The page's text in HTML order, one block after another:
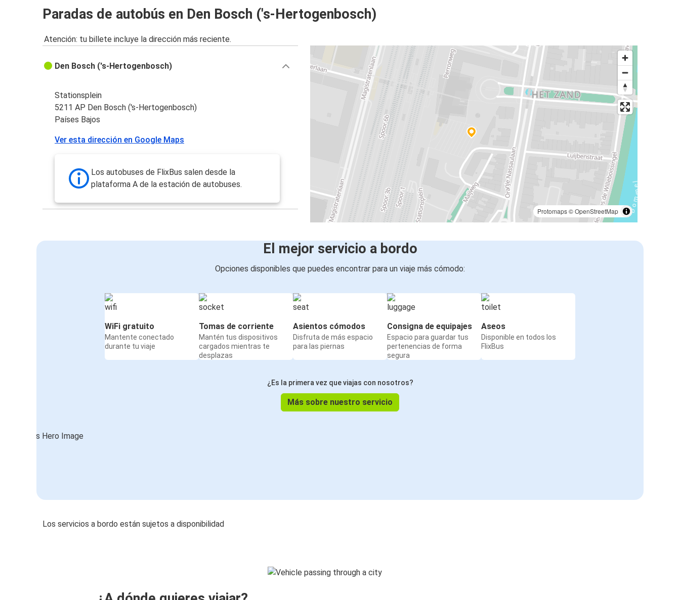
Paradas de autobús en Den Bosch ('s-Hertogenbosch)
Atención: tu billete incluye la dirección más reciente.
Protomaps©OpenStreetMap
Den Bosch ('s-Hertogenbosch)
Stationsplein
5211 AP Den Bosch ('s-Hertogenbosch)
Países Bajos
Ver esta dirección en Google Maps
Los autobuses de FlixBus salen desde la
plataforma A de la estación de autobuses.
El mejor servicio a bordo
Opciones disponibles que puedes encontrar para un viaje más cómodo:
WiFi gratuito
Mantente conectado
durante tu viaje
Tomas de corriente
Mantén tus dispositivos
cargados mientras te
desplazas
Asientos cómodos
Disfruta de más espacio
para las piernas
Consigna de equipajes
Espacio para guardar tus
pertenencias de forma
segura
Aseos
Disponible en todos los
FlixBus
¿Es la primera vez que viajas con nosotros?
Más sobre nuestro servicio
Los servicios a bordo están sujetos a disponibilidad